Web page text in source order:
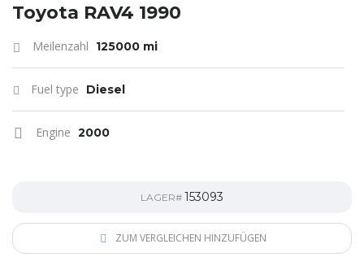
Toyota RAV4 1990
Meilenzahl 125000 mi
Fuel type Diesel
Engine 2000
LAGER# 153093
ZUM VERGLEICHEN HINZUFÜGEN